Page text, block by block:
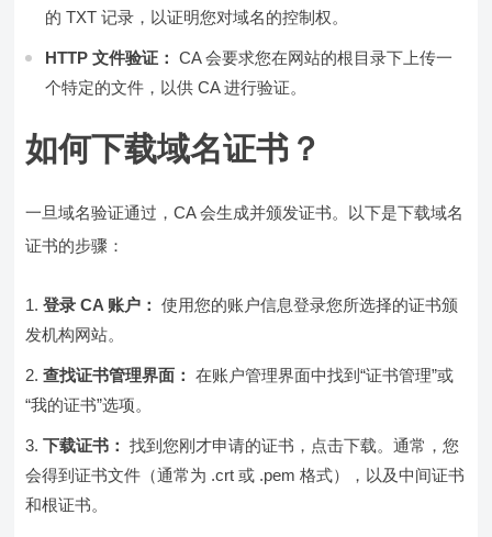
的 TXT 记录，以证明您对域名的控制权。
HTTP 文件验证： CA 会要求您在网站的根目录下上传一
个特定的文件，以供 CA 进行验证。
如何下载域名证书？
一旦域名验证通过，CA 会生成并颁发证书。以下是下载域名
证书的步骤：
登录 CA 账户： 使用您的账户信息登录您所选择的证书颁
发机构网站。
查找证书管理界面： 在账户管理界面中找到“证书管理”或
“我的证书”选项。
下载证书： 找到您刚才申请的证书，点击下载。通常，您
会得到证书文件（通常为 .crt 或 .pem 格式），以及中间证书
和根证书。